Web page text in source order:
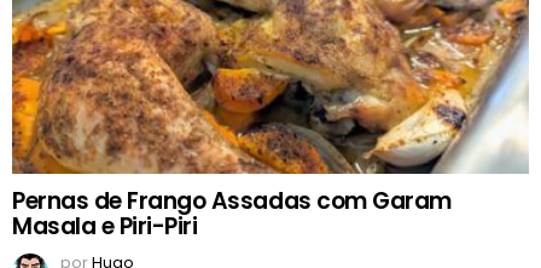
Pernas de Frango Assadas com Garam
Masala e Piri-Piri
porHugo